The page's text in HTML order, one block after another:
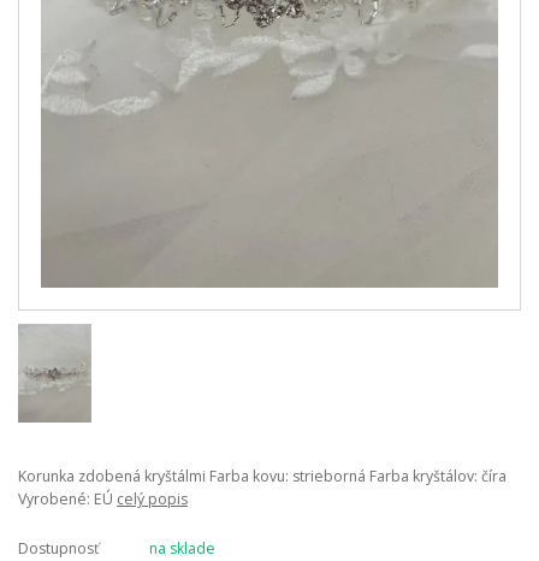
Korunka zdobená kryštálmi Farba kovu: strieborná Farba kryštálov: číra
Vyrobené: EÚ celý popis
Dostupnosť na sklade